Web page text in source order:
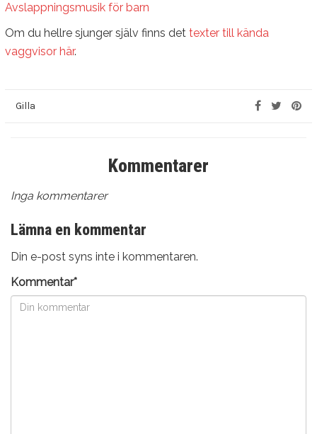
Avslappningsmusik för barn
Om du hellre sjunger själv finns det texter till kända
vaggvisor här.
Gilla
Kommentarer
Inga kommentarer
Lämna en kommentar
Din e-post syns inte i kommentaren.
Kommentar*